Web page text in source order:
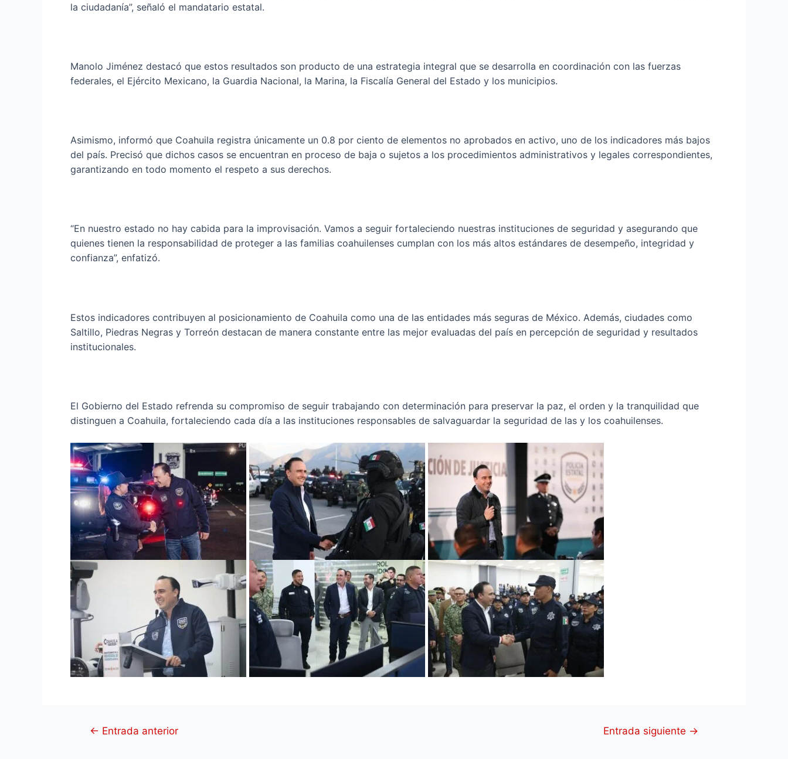
la ciudadanía”, señaló el mandatario estatal.
Manolo Jiménez destacó que estos resultados son producto de una estrategia integral que se desarrolla en coordinación con las fuerzas
federales, el Ejército Mexicano, la Guardia Nacional, la Marina, la Fiscalía General del Estado y los municipios.
Asimismo, informó que Coahuila registra únicamente un 0.8 por ciento de elementos no aprobados en activo, uno de los indicadores más bajos
del país. Precisó que dichos casos se encuentran en proceso de baja o sujetos a los procedimientos administrativos y legales correspondientes,
garantizando en todo momento el respeto a sus derechos.
“En nuestro estado no hay cabida para la improvisación. Vamos a seguir fortaleciendo nuestras instituciones de seguridad y asegurando que
quienes tienen la responsabilidad de proteger a las familias coahuilenses cumplan con los más altos estándares de desempeño, integridad y
confianza”, enfatizó.
Estos indicadores contribuyen al posicionamiento de Coahuila como una de las entidades más seguras de México. Además, ciudades como
Saltillo, Piedras Negras y Torreón destacan de manera constante entre las mejor evaluadas del país en percepción de seguridad y resultados
institucionales.
El Gobierno del Estado refrenda su compromiso de seguir trabajando con determinación para preservar la paz, el orden y la tranquilidad que
distinguen a Coahuila, fortaleciendo cada día a las instituciones responsables de salvaguardar la seguridad de las y los coahuilenses.
← Entrada anterior Entrada siguiente →